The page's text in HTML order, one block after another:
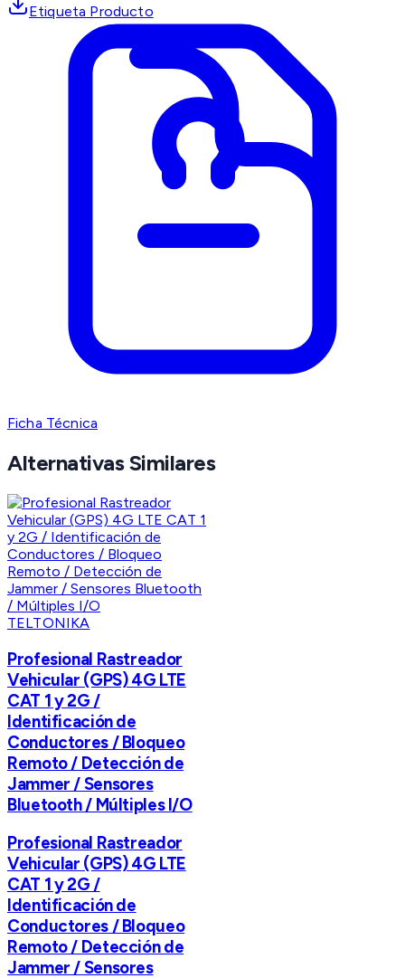
Etiqueta Producto
Ficha Técnica
Alternativas Similares
TELTONIKA
Profesional Rastreador
Vehicular (GPS) 4G LTE
CAT 1 y 2G /
Identificación de
Conductores / Bloqueo
Remoto / Detección de
Jammer / Sensores
Bluetooth / Múltiples I/O
Profesional Rastreador
Vehicular (GPS) 4G LTE
CAT 1 y 2G /
Identificación de
Conductores / Bloqueo
Remoto / Detección de
Jammer / Sensores